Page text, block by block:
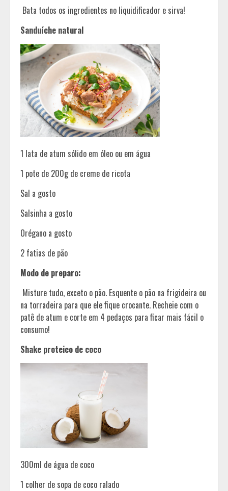
Bata todos os ingredientes no liquidificador e sirva!
Sanduíche natural
1 lata de atum sólido em óleo ou em água
1 pote de 200g de creme de ricota
Sal a gosto
Salsinha a gosto
Orégano a gosto
2 fatias de pão
Modo de preparo:
Misture tudo, exceto o pão. Esquente o pão na frigideira ou
na torradeira para que ele fique crocante. Recheie com o
patê de atum e corte em 4 pedaços para ficar mais fácil o
consumo!
Shake proteico de coco
300ml de água de coco
1 colher de sopa de coco ralado